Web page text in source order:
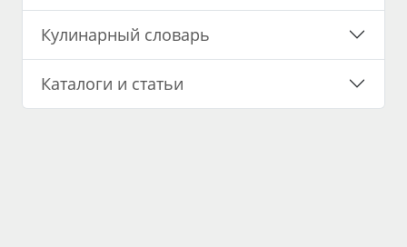
Кулинарный словарь
Каталоги и статьи